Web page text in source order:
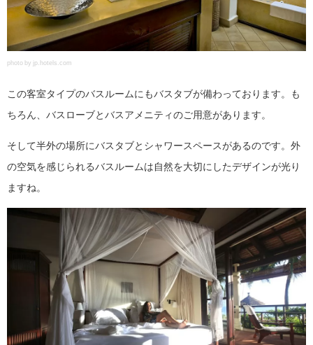
photo by jp.hotels.com
この客室タイプのバスルームにもバスタブが備わっております。も
ちろん、バスローブとバスアメニティのご用意があります。
そして半外の場所にバスタブとシャワースペースがあるのです。外
の空気を感じられるバスルームは自然を大切にしたデザインが光り
ますね。